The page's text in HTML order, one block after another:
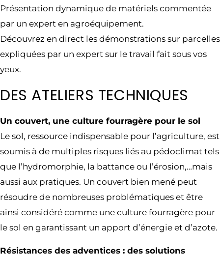
Présentation dynamique de matériels commentée
par un expert en agroéquipement.
Découvrez en direct les démonstrations sur parcelles
expliquées par un expert sur le travail fait sous vos
yeux.
DES ATELIERS TECHNIQUES
Un couvert, une culture fourragère pour le sol
Le sol, ressource indispensable pour l’agriculture, est
soumis à de multiples risques liés au pédoclimat tels
que l’hydromorphie, la battance ou l’érosion,…mais
aussi aux pratiques. Un couvert bien mené peut
résoudre de nombreuses problématiques et être
ainsi considéré comme une culture fourragère pour
le sol en garantissant un apport d’énergie et d’azote.
Résistances des adventices : des solutions